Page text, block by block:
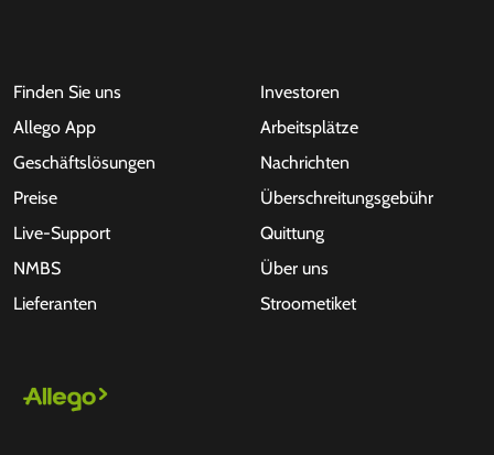
Finden Sie uns
Allego App
Geschäftslösungen
Preise
Live-Support
NMBS
Lieferanten
Investoren
Arbeitsplätze
Nachrichten
Überschreitungsgebühr
Quittung
Über uns
Stroometiket